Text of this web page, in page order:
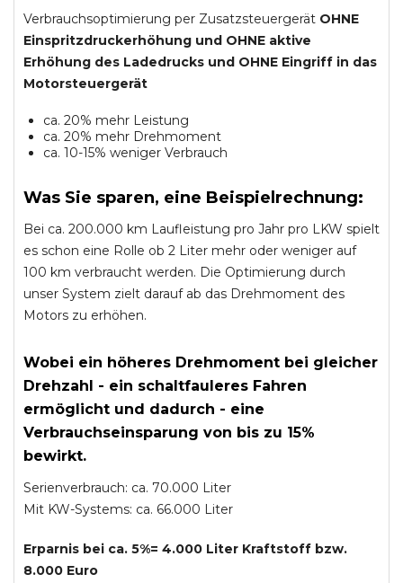
Verbrauchsoptimierung per Zusatzsteuergerät OHNE
Einspritzdruckerhöhung und OHNE aktive
Erhöhung des Ladedrucks und OHNE Eingriff in das
Motorsteuergerät
ca. 20% mehr Leistung
ca. 20% mehr Drehmoment
ca. 10-15% weniger Verbrauch
Was Sie sparen, eine Beispielrechnung:
Bei ca. 200.000 km Laufleistung pro Jahr pro LKW spielt
es schon eine Rolle ob 2 Liter mehr oder weniger auf
100 km verbraucht werden. Die Optimierung durch
unser System zielt darauf ab das Drehmoment des
Motors zu erhöhen.
Wobei ein höheres Drehmoment bei gleicher
Drehzahl - ein schaltfauleres Fahren
ermöglicht und dadurch - eine
Verbrauchseinsparung von bis zu 15%
bewirkt.
Serienverbrauch: ca. 70.000 Liter
Mit KW-Systems: ca. 66.000 Liter
Erparnis bei ca. 5%= 4.000 Liter Kraftstoff bzw.
8.000 Euro